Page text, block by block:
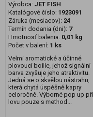
Výrobca: JET FISH
Katalógové číslo: 1923091
Záruka (mesiacov): 24
Termín dodania (dni): 7
Hmotnosť balenia: 0,01 kg
Počet v balení: 1 ks
Velmi aromatické a účinné
plovoucí boilie, jehož signální
barva zvyšuje jeho atraktivitu.
Jedná se o skvělou nástrahu,
která chytá úspěšně kapry
celoročně. Výborné pop up při
lovu pouze s method...